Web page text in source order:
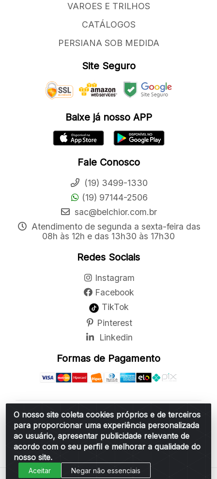
O nosso site coleta cookies próprios e de terceiros
para proporcionar uma experiência personalizada
ao usuário, apresentar publicidade relevante de
acordo com o seu perfil e melhorar a qualidade do
nosso site.
Aceitar Negar não essenciais
VAROES E TRILHOS
CATÁLOGOS
PERSIANA SOB MEDIDA
Site Seguro
Baixe já nosso APP
Fale Conosco
(19) 3499-1330
(19) 97144-2506
sac@belchior.com.br
Atendimento de segunda a sexta-feira das
08h às 12h e das 13h30 às 17h30
Redes Sociais
Instagram
Facebook
TikTok
Pinterest
Linkedin
Formas de Pagamento
Belchior Cortinas e Acessórios LTDA - R: Rua
Vereador Sérgio Leopoldino Alves, 876 - Santa
Bárbara d'Oeste/SP - CEP 13.456-166 - CNPJ
06.314.073/0001-34